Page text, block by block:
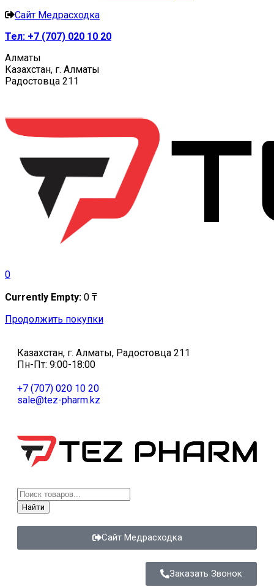
Сайт Медрасходка
Тел: +7 (707) 020 10 20
Алматы
Казахстан, г. Алматы
Радостовца 211
0
Currently Empty: 0 ₸
Продолжить покупки
Казахстан, г. Алматы, Радостовца 211
Пн-Пт: 9:00-18:00
+7 (707) 020 10 20
sale@tez-pharm.kz
Найти
Сайт Медрасходка
Заказать Звонок